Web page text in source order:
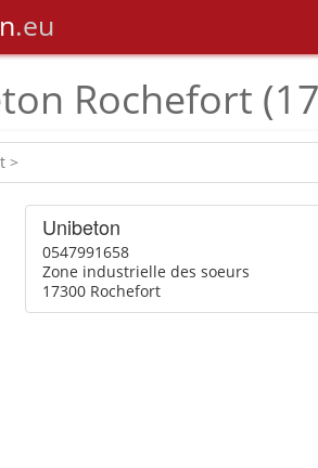
.eu
Rochefort
>
Unibeton
0547991658
Zone industrielle des soeurs
17300 Rochefort